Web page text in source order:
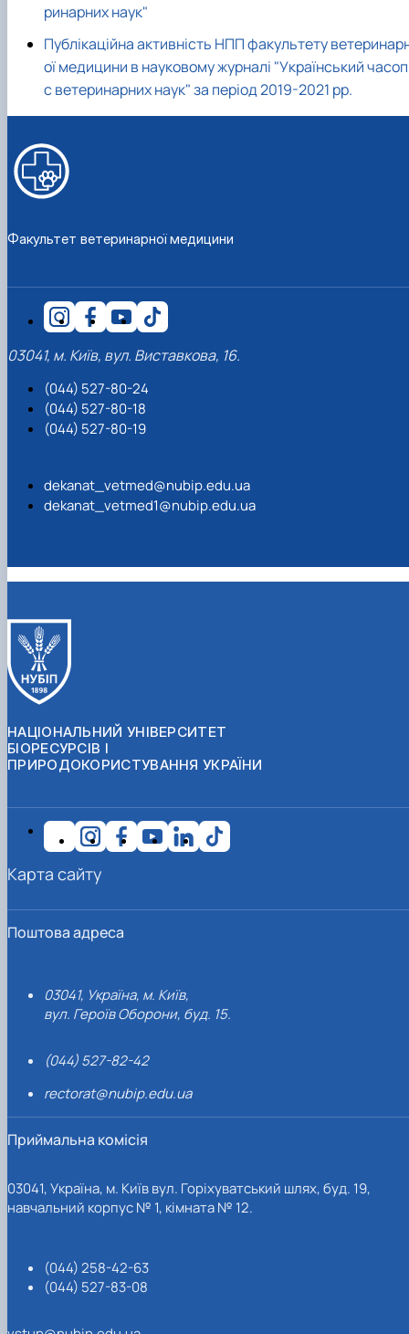
ринарних наук"
Публікаційна активність НПП факультету
ої медицини в науковому журналі "Український
с ветеринарних наук" за період 2019-2021 рр.
Факультет ветеринарної медицини
03041, м. Київ, вул. Виставкова, 16.
(044) 527-80-24
(044) 527-80-18
(044) 527-80-19
dekanat_vetmed@nubip.edu.ua
dekanat_vetmed1@nubip.edu.ua
НАЦІОНАЛЬНИЙ УНІВЕРСИТЕТ
БІОРЕСУРСІВ І
ПРИРОДОКОРИСТУВАННЯ УКРАЇНИ
Поштова адреса
03041, Україна, м. Київ,
вул. Героїв Оборони, буд. 15.
(044) 527-82-42
rectorat@nubip.edu.ua
Приймальна комісія
03041, Україна, м. Київ вул. Горіхуватський шлях, буд. 19,
навчальний корпус № 1, кімната № 12.
(044) 258-42-63
(044) 527-83-08
Карта сайту